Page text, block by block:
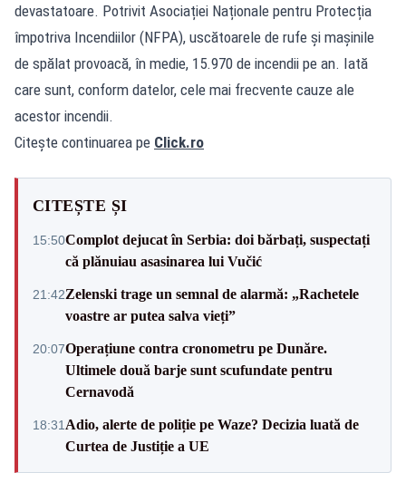
devastatoare. Potrivit Asociației Naționale pentru Protecția
împotriva Incendiilor (NFPA), uscătoarele de rufe și mașinile
de spălat provoacă, în medie, 15.970 de incendii pe an. Iată
care sunt, conform datelor, cele mai frecvente cauze ale
acestor incendii.
Citește continuarea pe Click.ro
CITEȘTE ȘI
15:50Complot dejucat în Serbia: doi bărbați, suspectați
că plănuiau asasinarea lui Vučić
21:42Zelenski trage un semnal de alarmă: „Rachetele
voastre ar putea salva vieți”
20:07Operațiune contra cronometru pe Dunăre.
Ultimele două barje sunt scufundate pentru
Cernavodă
18:31 Adio, alerte de poliție pe Waze? Decizia luată de
Curtea de Justiție a UE